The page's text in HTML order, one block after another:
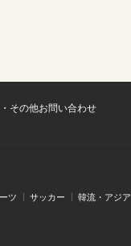
その他お問い合わせ
ツ サッカー 韓流・アジア